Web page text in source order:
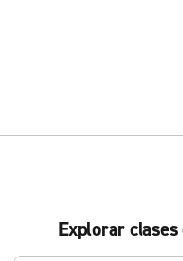
Explorar